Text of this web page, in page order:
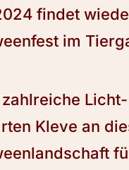
findet
im
Kleve an